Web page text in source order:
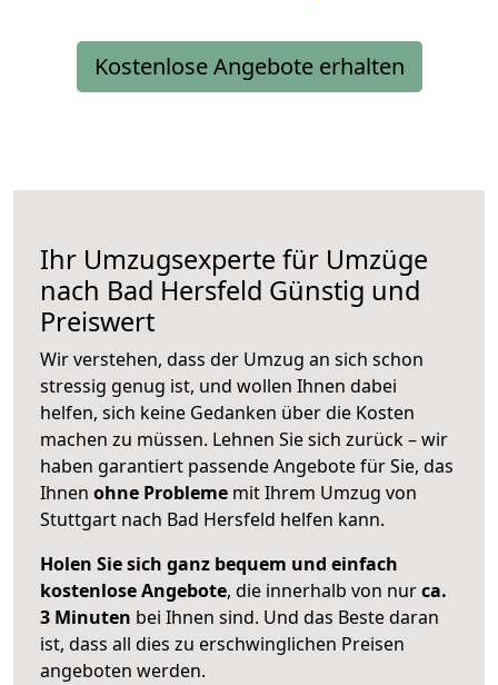
Kostenlose Angebote erhalten
Ihr Umzugsexperte für Umzüge
nach Bad Hersfeld Günstig und
Preiswert
Wir verstehen, dass der Umzug an sich schon
stressig genug ist, und wollen Ihnen dabei
helfen, sich keine Gedanken über die Kosten
machen zu müssen. Lehnen Sie sich zurück – wir
haben garantiert passende Angebote für Sie, das
Ihnen ohne Probleme mit Ihrem Umzug von
Stuttgart nach Bad Hersfeld helfen kann.
Holen Sie sich ganz bequem und einfach
kostenlose Angebote, die innerhalb von nurca.
3 Minuten bei Ihnen sind. Und das Beste daran
ist, dass all dies zu erschwinglichen Preisen
angeboten werden.